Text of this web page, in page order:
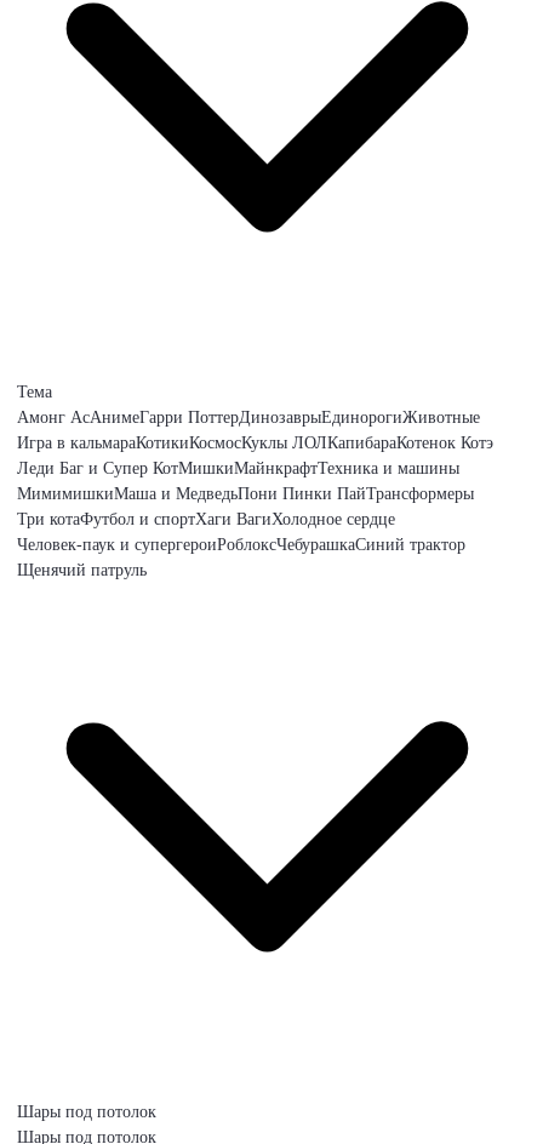
Тема
Амонг АсАнимеГарри ПоттерДинозаврыЕдинорогиЖивотные
Игра в кальмараКотикиКосмосКуклы ЛОЛКапибараКотенок Котэ
Леди Баг и Супер КотМишкиМайнкрафтТехника и машины
МимимишкиМаша и МедведьПони Пинки ПайТрансформеры
Три котаФутбол и спортХаги ВагиХолодное сердце
Человек-паук и супергероиРоблоксЧебурашкаСиний трактор
Щенячий патруль
Шары под потолок
Шары под потолок